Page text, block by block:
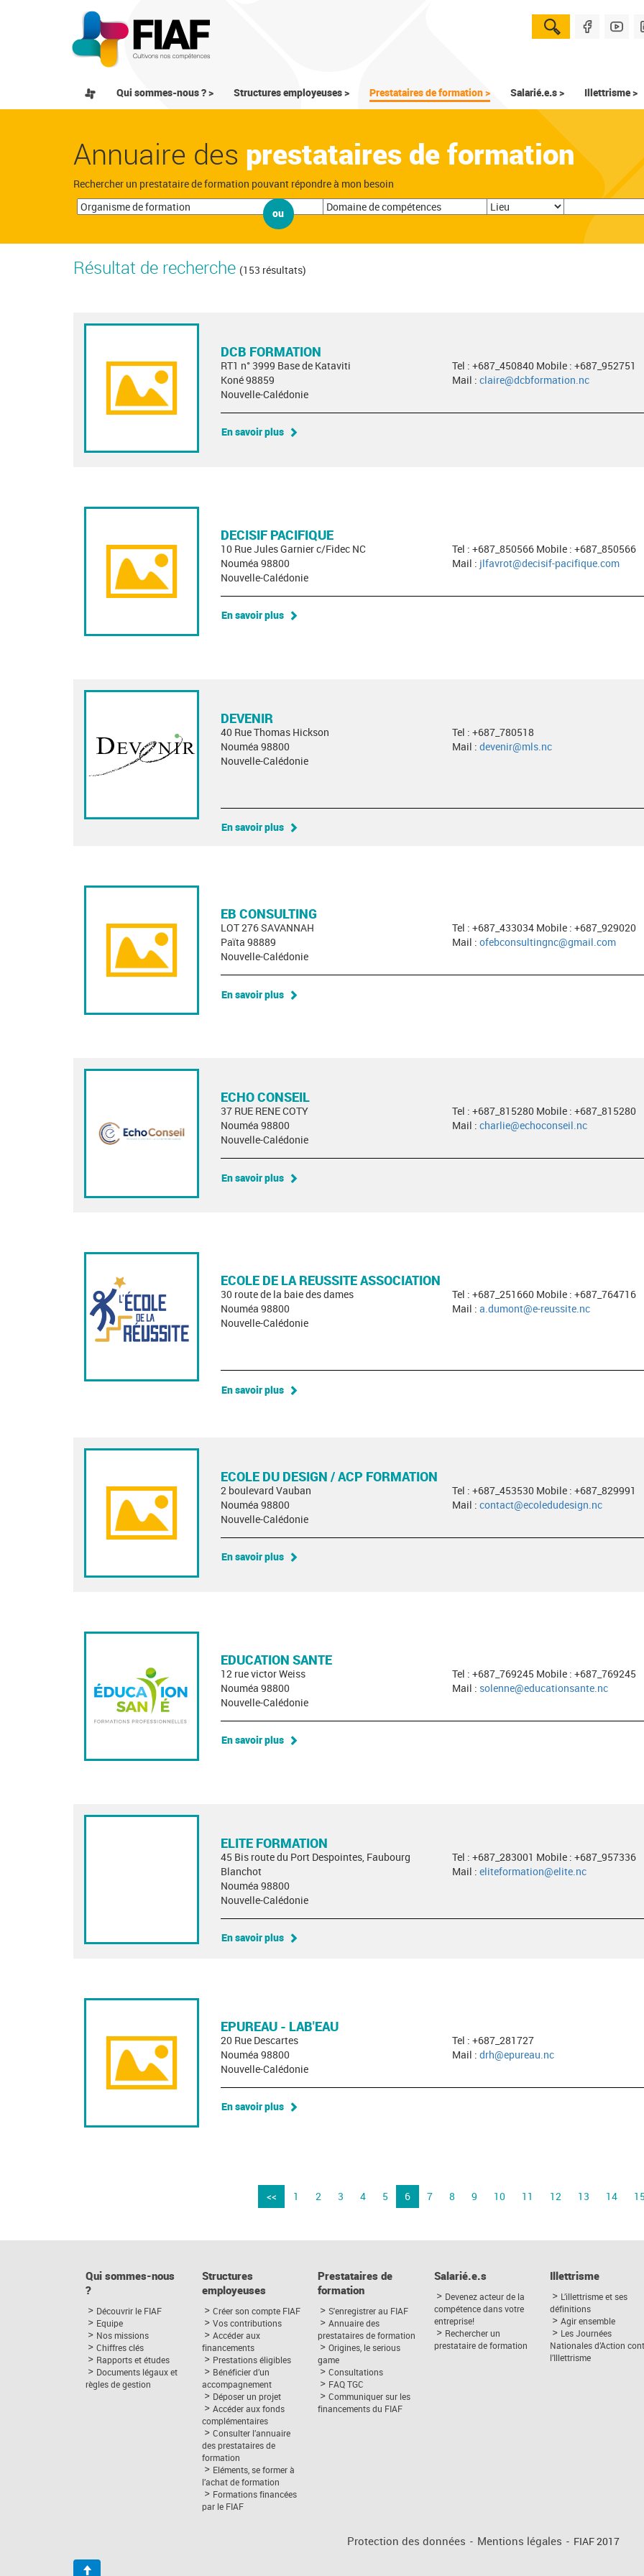
Qui sommes-nous ? > Structures employeuses > Prestataires de formation > Salarié.e.s > Illettrisme >
Annuaire des prestataires de formation
Rechercher un prestataire de formation pouvant répondre à mon besoin
ou
Résultat de recherche (153 résultats)
DCB FORMATION
RT1 n° 3999 Base de Kataviti
Koné 98859
Nouvelle-Calédonie
Tel : +687_450840 Mobile : +687_952751
Mail : claire@dcbformation.nc
En savoir plus
DECISIF PACIFIQUE
10 Rue Jules Garnier c/Fidec NC
Nouméa 98800
Nouvelle-Calédonie
Tel : +687_850566 Mobile : +687_850566
Mail : jlfavrot@decisif-pacifique.com
En savoir plus
DEVENIR
40 Rue Thomas Hickson
Nouméa 98800
Nouvelle-Calédonie
Tel : +687_780518
Mail : devenir@mls.nc
En savoir plus
EB CONSULTING
LOT 276 SAVANNAH
Païta 98889
Nouvelle-Calédonie
Tel : +687_433034 Mobile : +687_929020
Mail : ofebconsultingnc@gmail.com
En savoir plus
ECHO CONSEIL
37 RUE RENE COTY
Nouméa 98800
Nouvelle-Calédonie
Tel : +687_815280 Mobile : +687_815280
Mail : charlie@echoconseil.nc
En savoir plus
ECOLE DE LA REUSSITE ASSOCIATION
30 route de la baie des dames
Nouméa 98800
Nouvelle-Calédonie
Tel : +687_251660 Mobile : +687_764716
Mail : a.dumont@e-reussite.nc
En savoir plus
ECOLE DU DESIGN / ACP FORMATION
2 boulevard Vauban
Nouméa 98800
Nouvelle-Calédonie
Tel : +687_453530 Mobile : +687_829991
Mail : contact@ecoledudesign.nc
En savoir plus
EDUCATION SANTE
12 rue victor Weiss
Nouméa 98800
Nouvelle-Calédonie
Tel : +687_769245 Mobile : +687_769245
Mail : solenne@educationsante.nc
En savoir plus
ELITE FORMATION
45 Bis route du Port Despointes, Faubourg
Blanchot
Nouméa 98800
Nouvelle-Calédonie
Tel : +687_283001 Mobile : +687_957336
Mail : eliteformation@elite.nc
En savoir plus
EPUREAU - LAB'EAU
20 Rue Descartes
Nouméa 98800
Nouvelle-Calédonie
Tel : +687_281727
Mail : drh@epureau.nc
En savoir plus
<< 1 2 3 4 5 6 7 8 9 10 11 12 13 14 15
Qui sommes-nous
?
Découvrir le FIAF
Equipe
Nos missions
Chiffres clés
Rapports et études
Documents légaux et
règles de gestion
Structures
employeuses
Créer son compte FIAF
Vos contributions
Accéder aux
financements
Prestations éligibles
Bénéficier d’un
accompagnement
Déposer un projet
Accéder aux fonds
complémentaires
Consulter l’annuaire
des prestataires de
formation
Eléments, se former à
l’achat de formation
Formations financées
par le FIAF
Prestataires de
formation
S'enregistrer au FIAF
Annuaire des
prestataires de formation
Origines, le serious
game
Consultations
FAQ TGC
Communiquer sur les
financements du FIAF
Salarié.e.s
Devenez acteur de la
compétence dans votre
entreprise!
Rechercher un
prestataire de formation
Illettrisme
L’illettrisme et ses
définitions
Agir ensemble
Les Journées
Nationales d’Action
l’Illettrisme
Protection des données - Mentions légales - FIAF 2017